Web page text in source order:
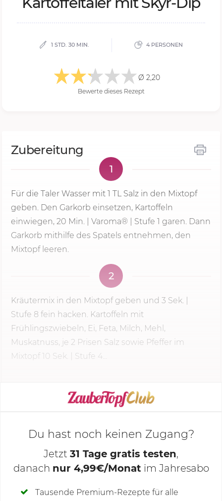
1 STD. 30 MIN. 4 PERSONEN
Ø 2,20
Bewerte dieses Rezept
Zubereitung
1
Für die Taler Wasser mit 1 TL Salz in den Mixtopf
geben. Den Garkorb einsetzen, Kartoffeln
einwiegen, 20 Min. | Varoma® | Stufe 1 garen. Dann
Garkorb mithilfe des Spatels entnehmen, den
Mixtopf leeren.
2
Kräutermix in den Mixtopf geben und 3 Sek.
Stufe 8 fein hacken. Kartoffeln mit
Frühlingszwiebeln, Ei, Feta, Milch, Mehl,
Muskatnuss, je 2 Prisen Salz sowie Pfeffer im
Mixtopf 10 Sek. | Stufe 4...
KOCHMODUS STARTEN
Deine Notizen
Du hast noch keinen Zugang?
Jetzt 31 Tage gratis testen,
danach nur 4,99€/Monat im Jahresabo
Tausende Premium-Rezepte für alle